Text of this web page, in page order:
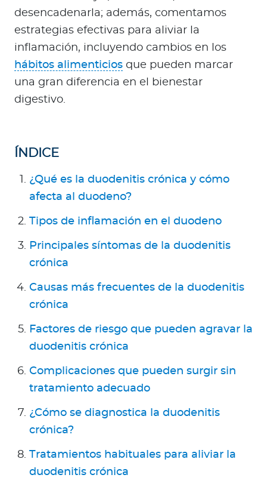
Contáctanos
desencadenarla; además, comentamos
estrategias efectivas para aliviar la
inflamación, incluyendo cambios en los
hábitos alimenticios que pueden marcar
una gran diferencia en el bienestar
digestivo.
ÍNDICE
¿Qué es la duodenitis crónica y cómo
afecta al duodeno?
Tipos de inflamación en el duodeno
Principales síntomas de la duodenitis
crónica
Causas más frecuentes de la duodenitis
crónica
Factores de riesgo que pueden agravar la
duodenitis crónica
Complicaciones que pueden surgir sin
tratamiento adecuado
¿Cómo se diagnostica la duodenitis
crónica?
Tratamientos habituales para aliviar la
duodenitis crónica